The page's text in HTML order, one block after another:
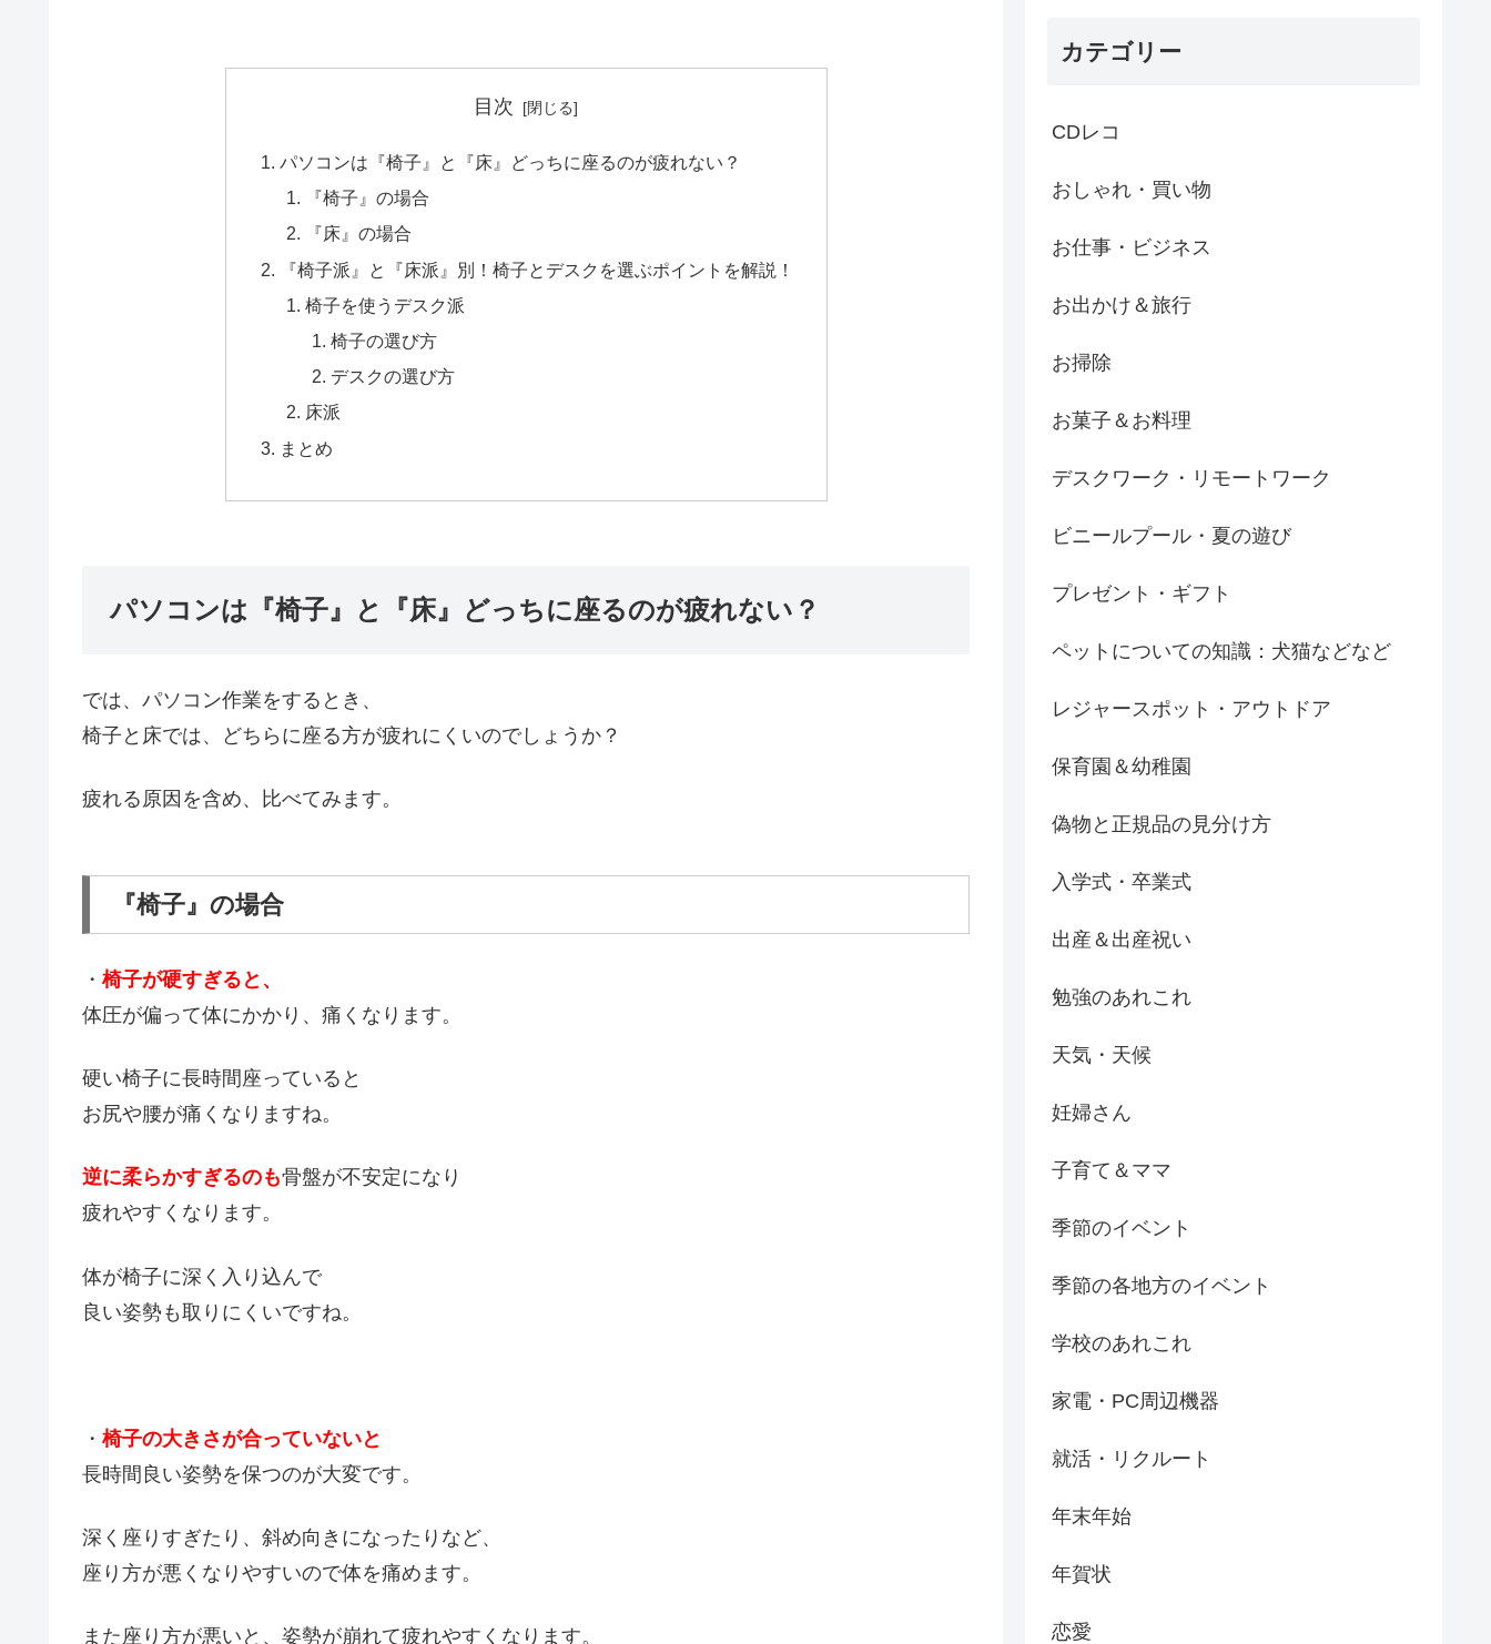
目次
パソコンは『椅子』と『床』どっちに座るのが疲れない？
『椅子』の場合
『床』の場合
『椅子派』と『床派』別！椅子とデスクを選ぶポイントを解説！
椅子を使うデスク派
椅子の選び方
デスクの選び方
床派
まとめ
パソコンは『椅子』と『床』どっちに座るのが疲れない？
では、パソコン作業をするとき、
椅子と床では、どちらに座る方が疲れにくいのでしょうか？
疲れる原因を含め、比べてみます。
『椅子』の場合
・ 椅子が硬すぎると、
体圧が偏って体にかかり、痛くなります。
硬い椅子に長時間座っていると
お尻や腰が痛くなりますね。
逆に柔らかすぎるのも骨盤が不安定になり
疲れやすくなります。
体が椅子に深く入り込んで
良い姿勢も取りにくいですね。
・ 椅子の大きさが合っていないと
長時間良い姿勢を保つのが大変です。
深く座りすぎたり、斜め向きになったりなど、
座り方が悪くなりやすいので体を痛めます。
また座り方が悪いと、姿勢が崩れて疲れやすくなります。
カテゴリー
CDレコ
おしゃれ・買い物
お仕事・ビジネス
お出かけ＆旅行
お掃除
お菓子＆お料理
デスクワーク・リモートワーク
ビニールプール・夏の遊び
プレゼント・ギフト
ペットについての知識：犬猫などなど
レジャースポット・アウトドア
保育園＆幼稚園
偽物と正規品の見分け方
入学式・卒業式
出産＆出産祝い
勉強のあれこれ
天気・天候
妊婦さん
子育て＆ママ
季節のイベント
季節の各地方のイベント
学校のあれこれ
家電・PC周辺機器
就活・リクルート
年末年始
年賀状
恋愛